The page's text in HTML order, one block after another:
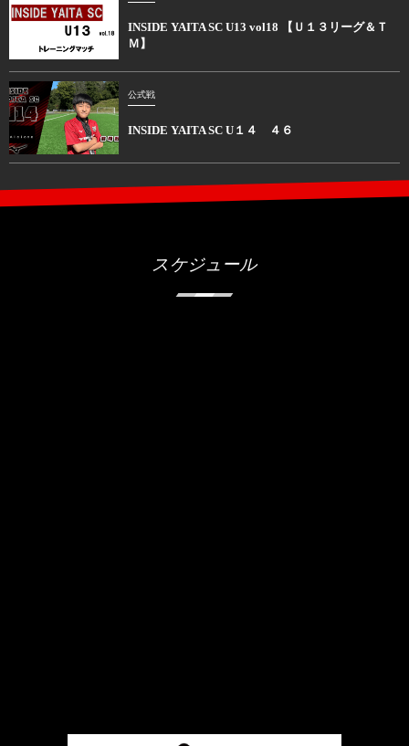
INSIDE YAITA SC U13 vol18 【Ｕ１３リーグ＆Ｔ
Ｍ】
公式戦
INSIDE YAITA SC U１４ ４６
スケジュール